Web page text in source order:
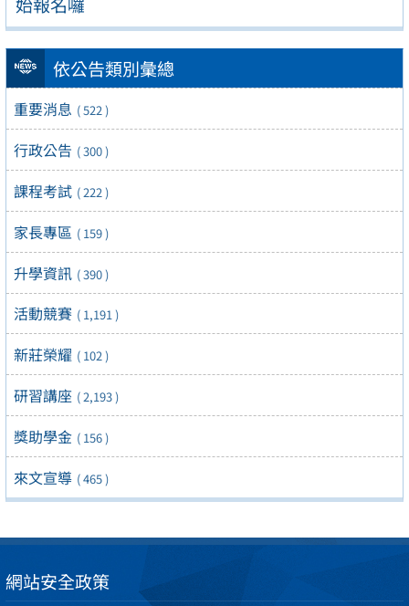
依公告類別彙總
重要消息 ( 522 )
行政公告 ( 300 )
課程考試 ( 222 )
家長專區 ( 159 )
升學資訊 ( 390 )
活動競賽 ( 1,191 )
新莊榮耀 ( 102 )
研習講座 ( 2,193 )
獎助學金 ( 156 )
來文宣導 ( 465 )
網站安全政策